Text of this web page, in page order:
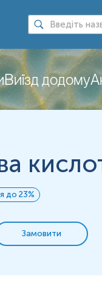
Виїзд додому
до 23%
Замовити